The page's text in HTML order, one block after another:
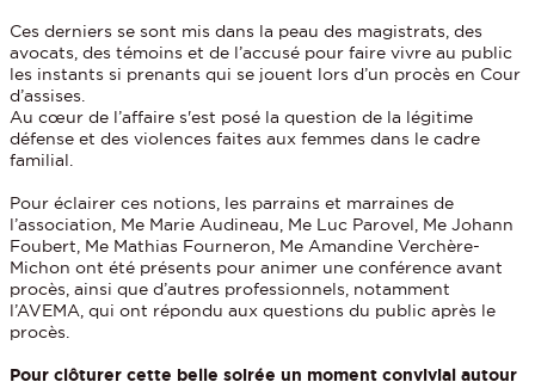
Ces derniers se sont mis dans la peau des magistrats, des
avocats, des témoins et de l’accusé pour faire vivre au public
les instants si prenants qui se jouent lors d’un procès en Cour
d’assises.
Au cœur de l’affaire s'est posé la question de la légitime
défense et des violences faites aux femmes dans le cadre
familial.
Pour éclairer ces notions, les parrains et marraines de
l’association, Me Marie Audineau, Me Luc Parovel, Me Johann
Foubert, Me Mathias Fourneron, Me Amandine Verchère-
Michon ont été présents pour animer une conférence avant
procès, ainsi que d’autres professionnels, notamment
l’AVEMA, qui ont répondu aux questions du public après le
procès.
Pour clôturer cette belle soirée un moment convivial autour